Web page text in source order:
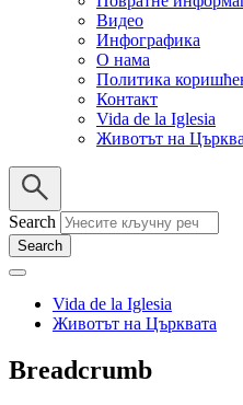
Видео
Инфографика
О нама
Политика
Контакт
Vida de la Iglesia
Животът на
Search
Vida de la Iglesia
Животът на Църквата
Breadcrumb